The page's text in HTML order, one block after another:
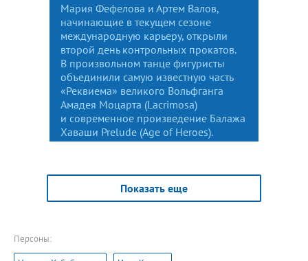
Мария Фефелова и Артем Валов,
начинающие в текущем сезоне
международную карьеру, открыли
второй день контрольных прокатов.
В произвольном танце фигуристы
объединили самую известную часть
«Реквиема» великого Вольфганга
Амадея Моцарта (Lacrimosa)
и современное произведение Балажа
Хаваши Prelude (Age of Heroes).
Показать еще
Персоны: